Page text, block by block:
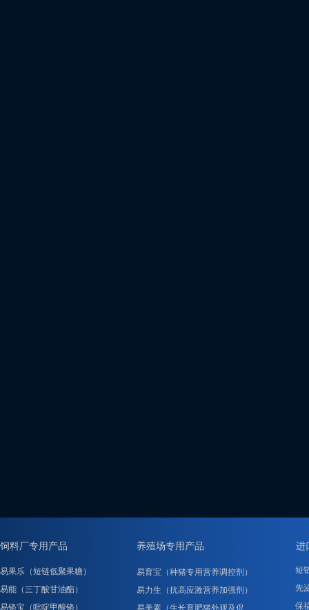
饲料厂专用产品 进
易果乐（短链低聚果糖）
易能（三丁酸甘油酯）
易铬宝（吡啶甲酸铬）
易育宝（种猪专用营养调控剂）
易力生（抗高应激营养加强剂）
易美素（生长育肥猪外观及促……
短
先
保
养殖场专用产品